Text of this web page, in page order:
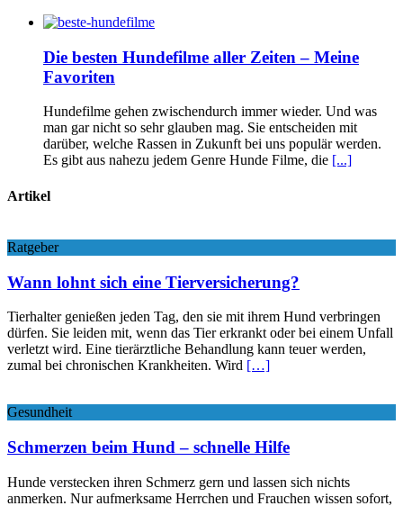
Die besten Hundefilme aller Zeiten – Meine
Favoriten
Hundefilme gehen zwischendurch immer wieder. Und was
man gar nicht so sehr glauben mag. Sie entscheiden mit
darüber, welche Rassen in Zukunft bei uns populär werden.
Es gibt aus nahezu jedem Genre Hunde Filme, die [...]
Artikel
Ratgeber
Wann lohnt sich eine Tierversicherung?
Tierhalter genießen jeden Tag, den sie mit ihrem Hund verbringen
dürfen. Sie leiden mit, wenn das Tier erkrankt oder bei einem Unfall
verletzt wird. Eine tierärztliche Behandlung kann teuer werden,
zumal bei chronischen Krankheiten. Wird […]
Gesundheit
Schmerzen beim Hund – schnelle Hilfe
Hunde verstecken ihren Schmerz gern und lassen sich nichts
anmerken. Nur aufmerksame Herrchen und Frauchen wissen sofort,